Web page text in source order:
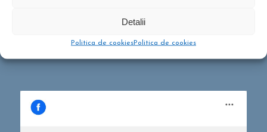
Detalii
Politica de cookiesPolitica de cookies
Ce să conțină rucsacul într-o drumeție de o zi?